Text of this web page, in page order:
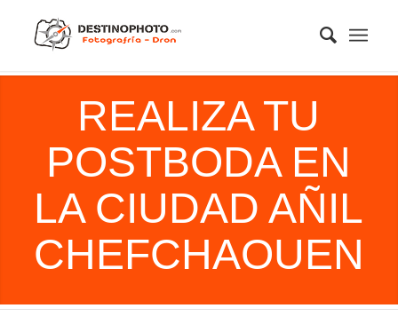
REALIZA TU
POSTBODA EN
LA CIUDAD AÑIL
CHEFCHAOUEN